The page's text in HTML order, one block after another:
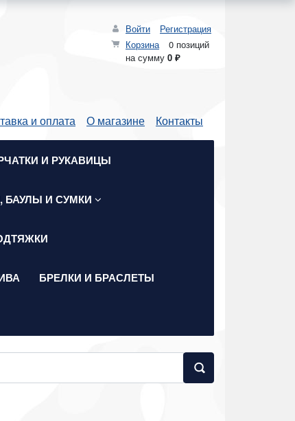
Войти
Регистрация
Корзина
0 позиций
на сумму 0 ₽
и оплата О магазине Контакты
И РУКАВИЦЫ
БАУЛЫ И СУМКИ
БРЕЛКИ И БРАСЛЕТЫ